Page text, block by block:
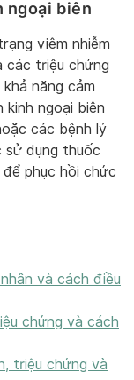
ngoại biên
viêm nhiễm
các triệu chứng
năng cảm
kinh ngoại biên
các bệnh lý
dụng thuốc
phục hồi chức
và cách điều
chứng và cách
triệu chứng và